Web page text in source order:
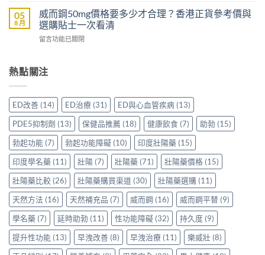
方，
香
港
真
實
用
心
得〉
中
Sidegra、
VI[DK]
保
鑽〉
裡
買
先
安
港
親
身
分
享
正
貨
渠
道
與
選
購
指
南〉
中
威
壯
效
果
香
家
親
身
服
用
Levitra
的
真
實
分
享〉
中
05
8 月
威而鋼50mg價格要多少才合理？香港正貨參考價與
選購貼士一次看清
在
鋼
50mg
格
要
多
少
才
合
理？
香
港
正
貨
參
考
價
與
選
留言功能已關閉
熱點關注
ED改善 (14) ED治療 (31) ED與心血管疾病 (13)
PDE5抑制劑 (13) 保健品推薦 (18) 健康飲食 (7) 助勃 (15)
勃起功能 (7) 勃起功能障礙 (10) 印度壯陽藥 (15)
印度學名藥 (11) 壯陽 (7) 壯陽藥 (71) 壯陽藥價格 (15)
壯陽藥比較 (26) 壯陽藥購買渠道 (30) 壯陽藥選購 (11)
天然方法 (16) 天然補充品 (7) 威而鋼 (16) 威而鋼平替 (9)
學名藥 (7) 延時助勃 (11) 性功能障礙 (32) 持久度 (9)
提升性功能 (13) 早洩改善 (8) 早洩治療 (11) 樂威壯 (8)